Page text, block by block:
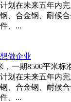
划在未来五年内
、合金钢、耐候
、...
做企业
，一期8500平米标
划在未来五年内
、合金钢、耐候
、...